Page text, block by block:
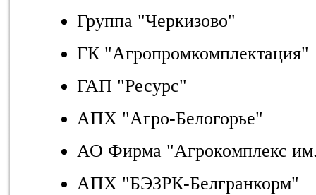
Группа "Черкизово"
ГК "Агропромкомплектация"
ГАП "Ресурс"
АПХ "Агро-Белогорье"
АО Фирма "Агрокомплекс
АПХ "БЭЗРК-Белгранкорм"